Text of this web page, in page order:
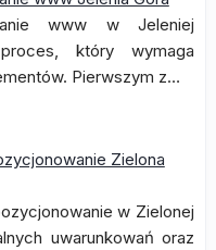
www w Jeleniej
który wymaga
Pierwszym z…
Zielona
w Zielonej
uwarunkowań oraz